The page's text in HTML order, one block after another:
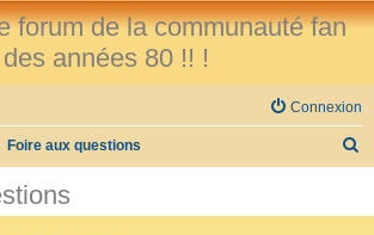
forum de la communauté fan
des années 80 !! !
Connexion
Foire aux questions